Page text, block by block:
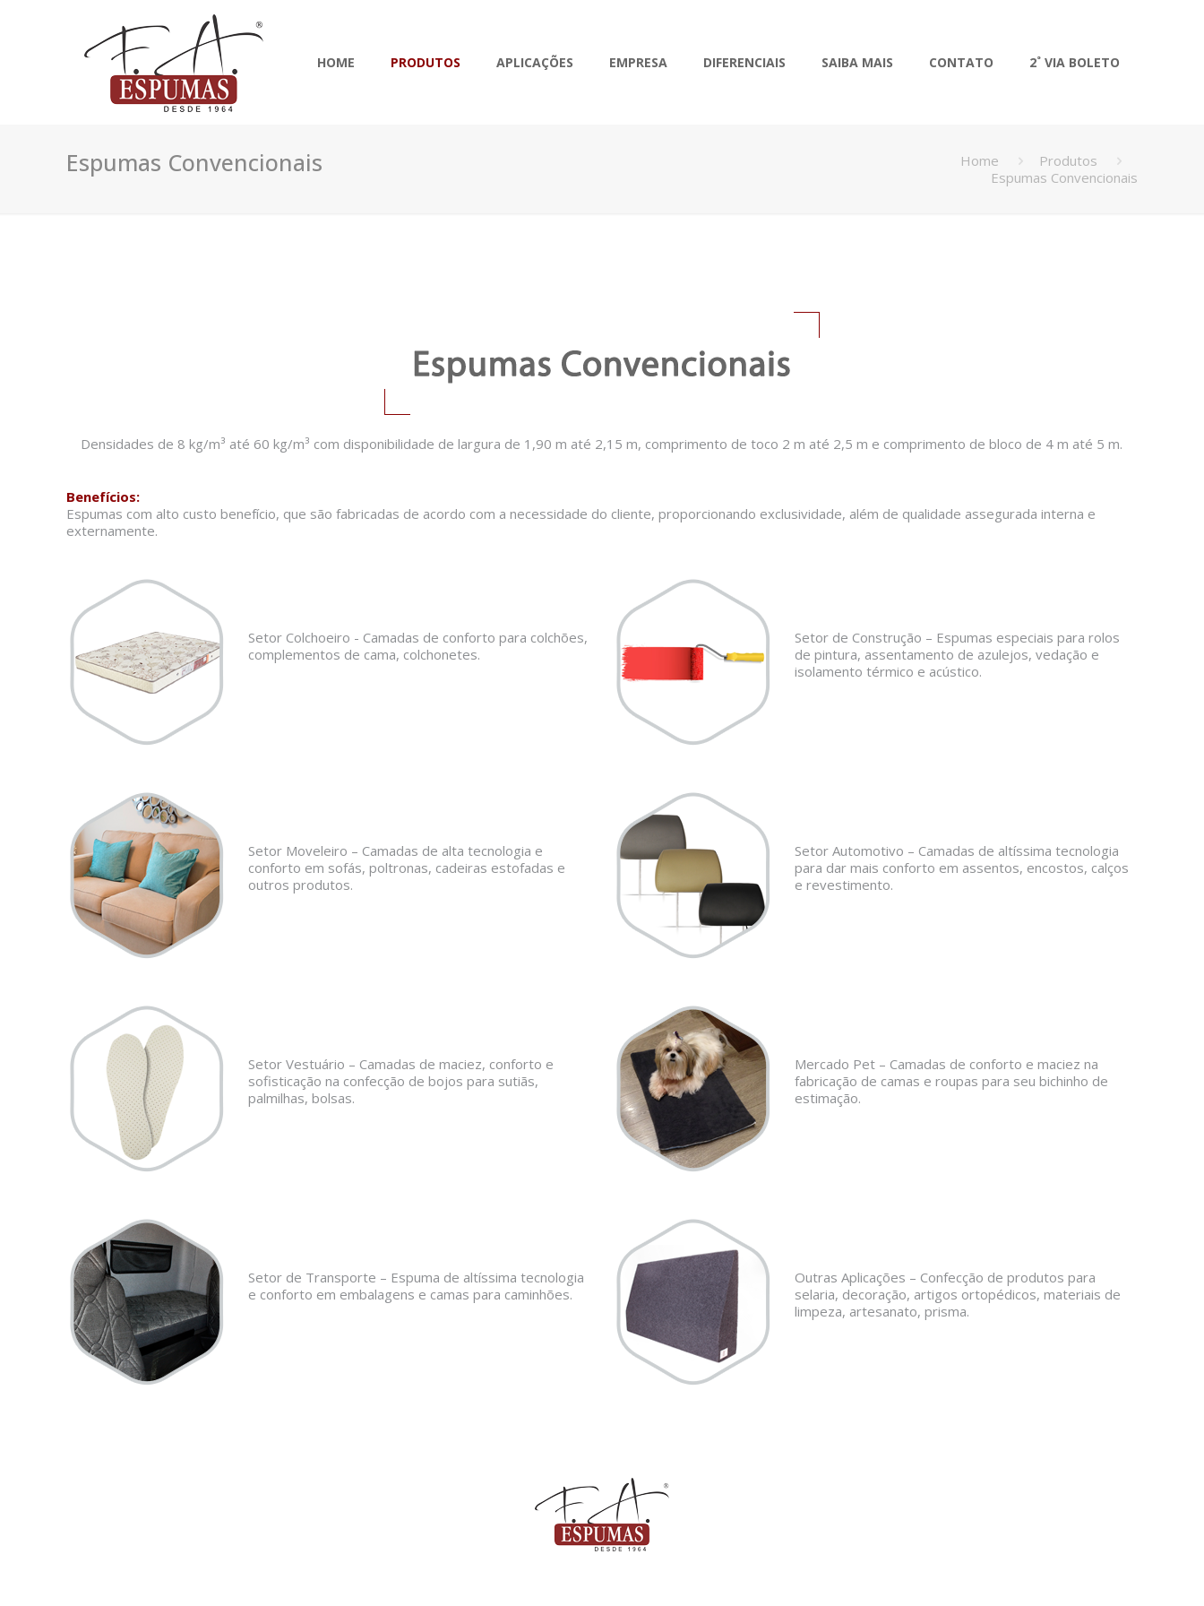
HOME PRODUTOS APLICAÇÕES EMPRESA DIFERENCIAIS SAIBA MAIS CONTATO 2˚ VIA BOLETO
Espumas Convencionais Home
Produtos
Espumas Convencionais
Densidades de 8 kg/m³ até 60 kg/m³ com disponibilidade de largura de 1,90 m até 2,15 m, comprimento de toco 2 m até 2,5 m e comprimento de bloco de 4 m até 5 m.
Benefícios:
Espumas com alto custo benefício, que são fabricadas de acordo com a necessidade do cliente, proporcionando exclusividade, além de qualidade assegurada interna e
externamente.
Setor Colchoeiro - Camadas de conforto para colchões,
complementos de cama, colchonetes.
Setor de Construção – Espumas especiais para rolos
de pintura, assentamento de azulejos, vedação e
isolamento térmico e acústico.
Setor Moveleiro – Camadas de alta tecnologia e
conforto em sofás, poltronas, cadeiras estofadas e
outros produtos.
Setor Automotivo – Camadas de altíssima tecnologia
para dar mais conforto em assentos, encostos, calços
e revestimento.
Setor Vestuário – Camadas de maciez, conforto e
sofisticação na confecção de bojos para sutiãs,
palmilhas, bolsas.
Mercado Pet – Camadas de conforto e maciez na
fabricação de camas e roupas para seu bichinho de
estimação.
Setor de Transporte – Espuma de altíssima tecnologia
e conforto em embalagens e camas para caminhões.
Outras Aplicações – Confecção de produtos para
selaria, decoração, artigos ortopédicos, materiais de
limpeza, artesanato, prisma.